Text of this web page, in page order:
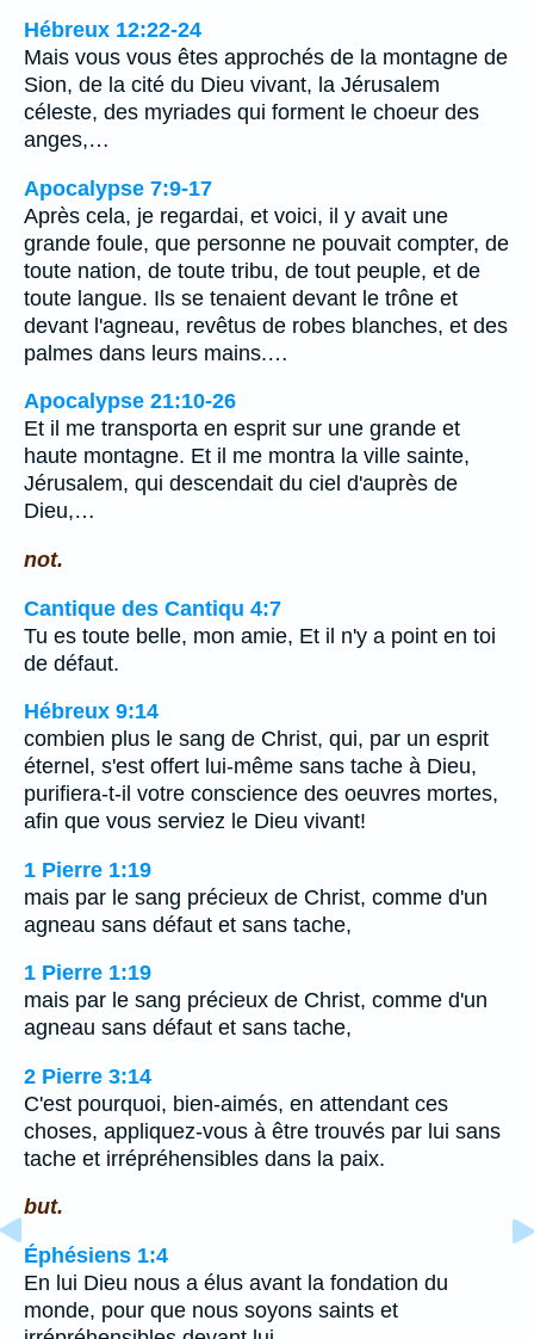
Hébreux 12:22-24
Mais vous vous êtes approchés de la montagne de
Sion, de la cité du Dieu vivant, la Jérusalem
céleste, des myriades qui forment le choeur des
anges,…
Apocalypse 7:9-17
Après cela, je regardai, et voici, il y avait une
grande foule, que personne ne pouvait compter, de
toute nation, de toute tribu, de tout peuple, et de
toute langue. Ils se tenaient devant le trône et
devant l'agneau, revêtus de robes blanches, et des
palmes dans leurs mains.…
Apocalypse 21:10-26
Et il me transporta en esprit sur une grande et
haute montagne. Et il me montra la ville sainte,
Jérusalem, qui descendait du ciel d'auprès de
Dieu,…
not.
Cantique des Cantiqu 4:7
Tu es toute belle, mon amie, Et il n'y a point en toi
de défaut.
Hébreux 9:14
combien plus le sang de Christ, qui, par un esprit
éternel, s'est offert lui-même sans tache à Dieu,
purifiera-t-il votre conscience des oeuvres mortes,
afin que vous serviez le Dieu vivant!
1 Pierre 1:19
mais par le sang précieux de Christ, comme d'un
agneau sans défaut et sans tache,
1 Pierre 1:19
mais par le sang précieux de Christ, comme d'un
agneau sans défaut et sans tache,
2 Pierre 3:14
C'est pourquoi, bien-aimés, en attendant ces
choses, appliquez-vous à être trouvés par lui sans
tache et irrépréhensibles dans la paix.
but.
Éphésiens 1:4
En lui Dieu nous a élus avant la fondation du
monde, pour que nous soyons saints et